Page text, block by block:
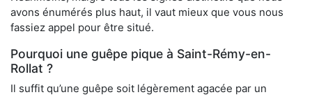
avons énumérés plus haut, il vaut mieux que vous nous
fassiez appel pour être situé.
Pourquoi une guêpe pique à Saint-Rémy-en-
Rollat ?
Il suffit qu’une guêpe soit légèrement agacée par un